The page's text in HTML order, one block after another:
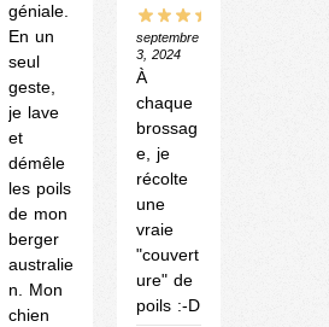
géniale.
En un
seul
geste,
je lave
et
démêle
les poils
de mon
berger
australie
n. Mon
chien
septembre
3, 2024
À
chaque
brossag
e, je
récolte
une
vraie
"couvert
ure" de
poils :-D